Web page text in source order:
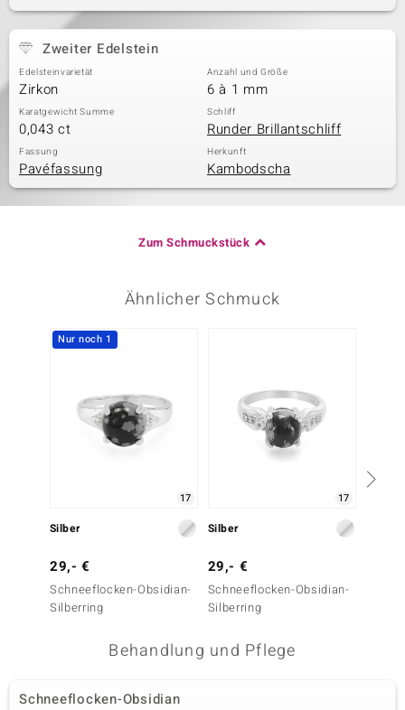
Zweiter Edelstein
Edelsteinvarietät
Zirkon
Anzahl und Größe
6 à 1 mm
Karatgewicht Summe
0,043 ct
Schliff
Runder Brillantschliff
Fassung
Pavéfassung
Herkunft
Kambodscha
Zum Schmuckstück
Ähnlicher Schmuck
Nur noch 1
17
Silber
29,- €
Schneeflocken-Obsidian-
Silberring
17
Silber
29,- €
Schneeflocken-Obsidian-
Silberring
Behandlung und Pflege
Schneeflocken-Obsidian